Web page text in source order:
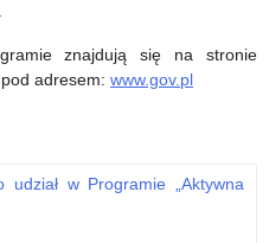
znajdują się na stronie
adresem: www.gov.pl
udział w Programie „Aktywna